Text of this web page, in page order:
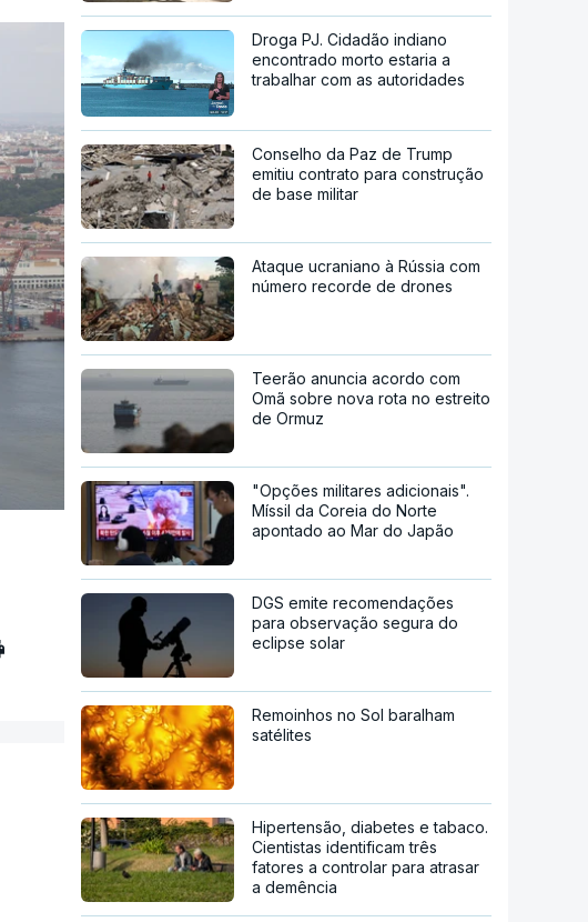
Droga PJ. Cidadão indiano
encontrado morto estaria a
trabalhar com as autoridades
Conselho da Paz de Trump
emitiu contrato para construção
de base militar
Ataque ucraniano à Rússia com
número recorde de drones
Teerão anuncia acordo com
Omã sobre nova rota no estreito
de Ormuz
"Opções militares adicionais".
Míssil da Coreia do Norte
apontado ao Mar do Japão
DGS emite recomendações
para observação segura do
eclipse solar
Remoinhos no Sol baralham
satélites
Hipertensão, diabetes e tabaco.
Cientistas identificam três
fatores a controlar para atrasar
a demência